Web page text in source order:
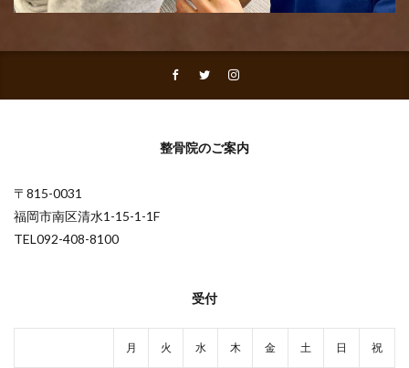
整骨院のご案内
〒815-0031
福岡市南区清水1-15-1-1F
TEL092-408-8100
受付
月 火 水 木 金 土 日 祝